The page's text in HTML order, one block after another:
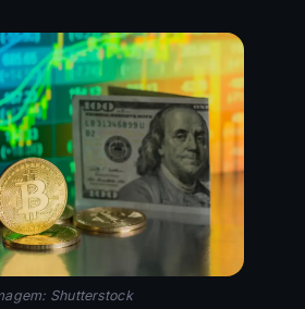
Shutterstock